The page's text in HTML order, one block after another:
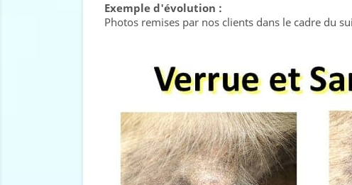
Exemple d'évolution :
Photos remises par nos clients dans le cadre du